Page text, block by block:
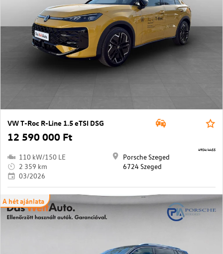
VW T-Roc R-Line 1.5 eTSI DSG
12 590 000 Ft
110 kW/150 LE
2 359 km
03/2026
Porsche Szeged
6724 Szeged
4904/4455
A hét ajánlata